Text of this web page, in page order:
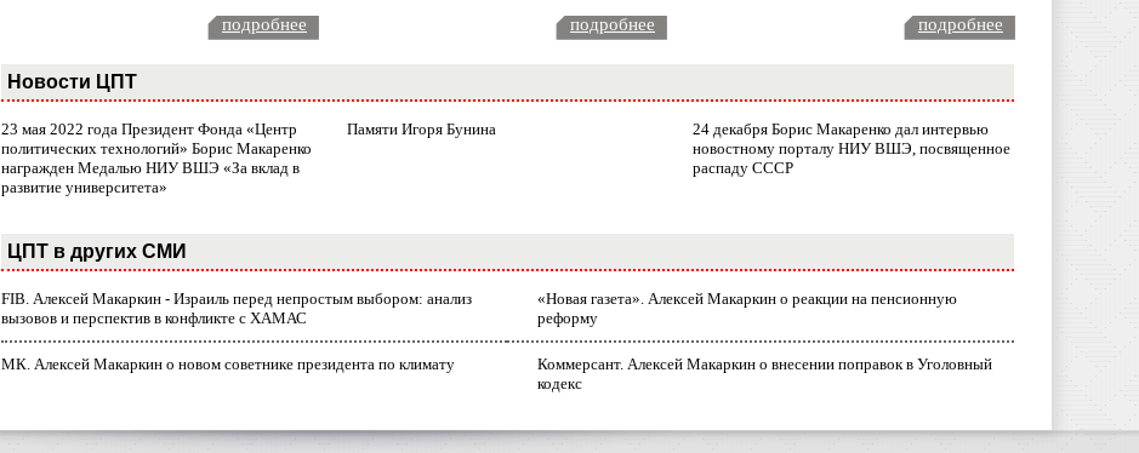
подробнее подробнее подробнее
Новости ЦПТ
23 мая 2022 года Президент Фонда «Центр
политических технологий» Борис Макаренко
награжден Медалью НИУ ВШЭ «За вклад в
развитие университета»
Памяти Игоря Бунина
24 декабря Борис Макаренко дал интервью
новостному порталу НИУ ВШЭ, посвященное
распаду СССР
ЦПТ в других СМИ
FIB. Алексей Макаркин - Израиль перед непростым выбором: анализ
вызовов и перспектив в конфликте с ХАМАС
«Новая газета». Алексей Макаркин о реакции на пенсионную
реформу
МК. Алексей Макаркин о новом советнике президента по климату
Коммерсант. Алексей Макаркин о внесении поправок в Уголовный
кодекс